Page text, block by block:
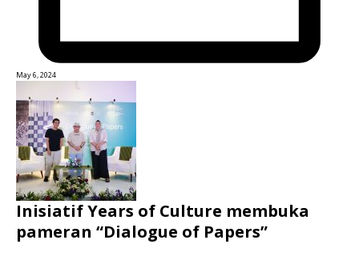
May 6, 2024
Inisiatif Years of Culture membuka
pameran “Dialogue of Papers”